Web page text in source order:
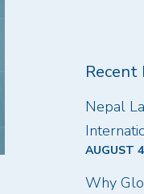
Recent
Nepal
AUGUST
Why